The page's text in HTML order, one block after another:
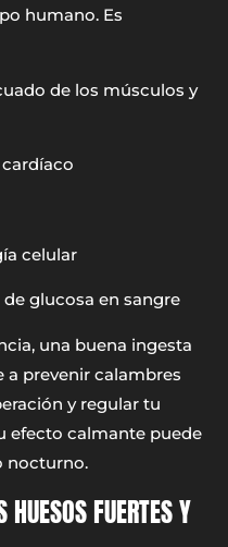
humano. Es
de los músculos y
celular
glucosa en sangre
una buena ingesta
a prevenir calambres
y regular tu
efecto calmante puede
nocturno.
FUERTES Y